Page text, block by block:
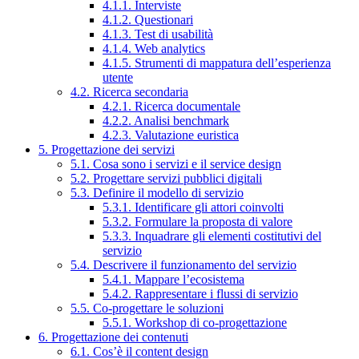
4.1.1. Interviste
4.1.2. Questionari
4.1.3. Test di usabilità
4.1.4. Web analytics
4.1.5. Strumenti di mappatura dell’esperienza
utente
4.2. Ricerca secondaria
4.2.1. Ricerca documentale
4.2.2. Analisi benchmark
4.2.3. Valutazione euristica
5. Progettazione dei servizi
5.1. Cosa sono i servizi e il service design
5.2. Progettare servizi pubblici digitali
5.3. Definire il modello di servizio
5.3.1. Identificare gli attori coinvolti
5.3.2. Formulare la proposta di valore
5.3.3. Inquadrare gli elementi costitutivi del
servizio
5.4. Descrivere il funzionamento del servizio
5.4.1. Mappare l’ecosistema
5.4.2. Rappresentare i flussi di servizio
5.5. Co-progettare le soluzioni
5.5.1. Workshop di co-progettazione
6. Progettazione dei contenuti
6.1. Cos’è il content design